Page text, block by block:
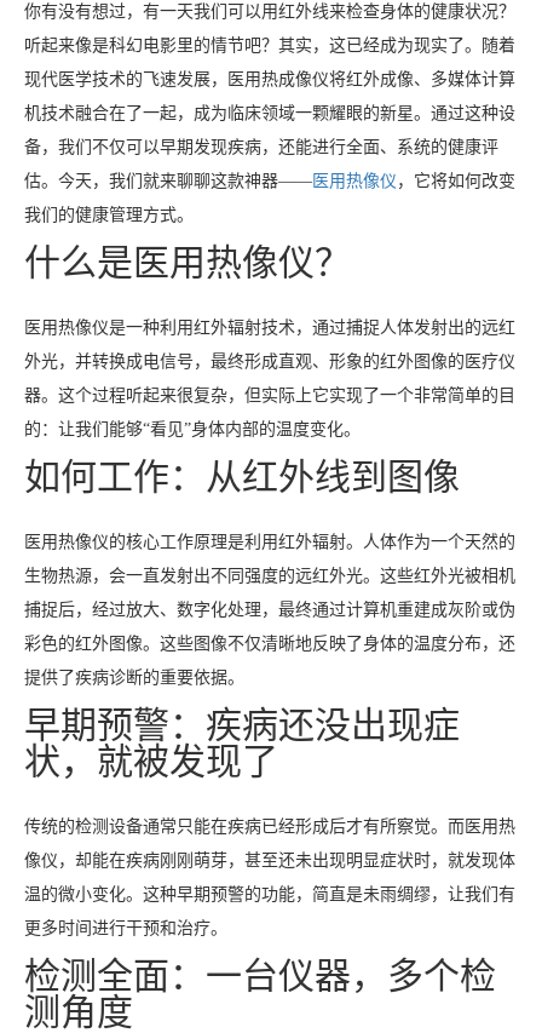
你有没有想过，有一天我们可以用红外线来检查身体的健康状况？
听起来像是科幻电影里的情节吧？其实，这已经成为现实了。随着
现代医学技术的飞速发展，医用热成像仪将红外成像、多媒体计算
机技术融合在了一起，成为临床领域一颗耀眼的新星。通过这种设
备，我们不仅可以早期发现疾病，还能进行全面、系统的健康评
估。今天，我们就来聊聊这款神器——医用热像仪 ，它将如何改变
我们的健康管理方式。
什么是医用热像仪？
医用热像仪是一种利用红外辐射技术，通过捕捉人体发射出的远红
外光，并转换成电信号，最终形成直观、形象的红外图像的医疗仪
器。这个过程听起来很复杂，但实际上它实现了一个非常简单的目
的：让我们能够“看见”身体内部的温度变化。
如何工作：从红外线到图像
医用热像仪的核心工作原理是利用红外辐射。人体作为一个天然的
生物热源，会一直发射出不同强度的远红外光。这些红外光被相机
捕捉后，经过放大、数字化处理，最终通过计算机重建成灰阶或伪
彩色的红外图像。这些图像不仅清晰地反映了身体的温度分布，还
提供了疾病诊断的重要依据。
早期预警：疾病还没出现症
状，就被发现了
传统的检测设备通常只能在疾病已经形成后才有所察觉。而医用热
像仪，却能在疾病刚刚萌芽，甚至还未出现明显症状时，就发现体
温的微小变化。这种早期预警的功能，简直是未雨绸缪，让我们有
更多时间进行干预和治疗。
检测全面：一台仪器，多个检
测角度